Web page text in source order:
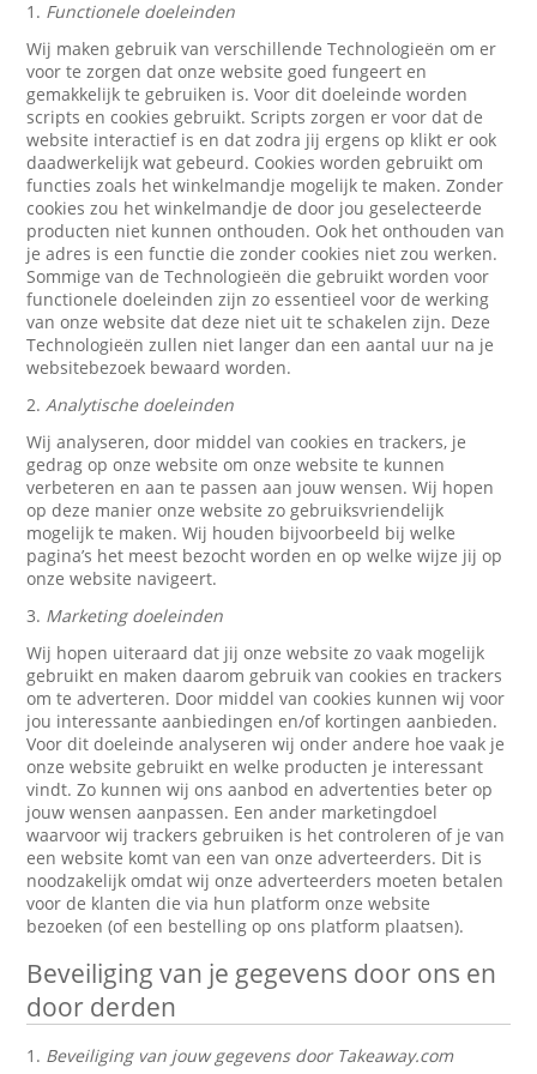
1. Functionele doeleinden
Wij maken gebruik van verschillende Technologieën om er
voor te zorgen dat onze website goed fungeert en
gemakkelijk te gebruiken is. Voor dit doeleinde worden
scripts en cookies gebruikt. Scripts zorgen er voor dat de
website interactief is en dat zodra jij ergens op klikt er ook
daadwerkelijk wat gebeurd. Cookies worden gebruikt om
functies zoals het winkelmandje mogelijk te maken. Zonder
cookies zou het winkelmandje de door jou geselecteerde
producten niet kunnen onthouden. Ook het onthouden van
je adres is een functie die zonder cookies niet zou werken.
Sommige van de Technologieën die gebruikt worden voor
functionele doeleinden zijn zo essentieel voor de werking
van onze website dat deze niet uit te schakelen zijn. Deze
Technologieën zullen niet langer dan een aantal uur na je
websitebezoek bewaard worden.
2.Analytische doeleinden
Wij analyseren, door middel van cookies en trackers, je
gedrag op onze website om onze website te kunnen
verbeteren en aan te passen aan jouw wensen. Wij hopen
op deze manier onze website zo gebruiksvriendelijk
mogelijk te maken. Wij houden bijvoorbeeld bij welke
pagina’s het meest bezocht worden en op welke wijze jij op
onze website navigeert.
3. Marketing doeleinden
Wij hopen uiteraard dat jij onze website zo vaak mogelijk
gebruikt en maken daarom gebruik van cookies en trackers
om te adverteren. Door middel van cookies kunnen wij voor
jou interessante aanbiedingen en/of kortingen aanbieden.
Voor dit doeleinde analyseren wij onder andere hoe vaak je
onze website gebruikt en welke producten je interessant
vindt. Zo kunnen wij ons aanbod en advertenties beter op
jouw wensen aanpassen. Een ander marketingdoel
waarvoor wij trackers gebruiken is het controleren of je van
een website komt van een van onze adverteerders. Dit is
noodzakelijk omdat wij onze adverteerders moeten betalen
voor de klanten die via hun platform onze website
bezoeken (of een bestelling op ons platform plaatsen).
Beveiliging van je gegevens door ons en
door derden
1. Beveiliging van jouw gegevens door Takeaway.com